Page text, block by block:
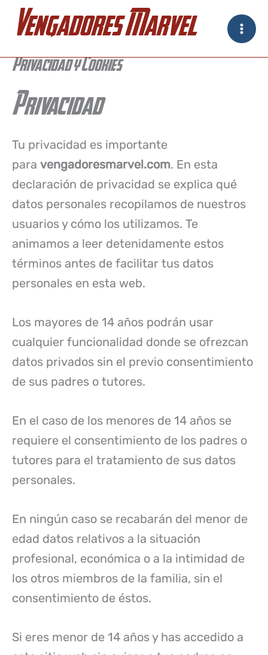
Vengadores Marvel
Privacidad y Cookies
Privacidad
Tu privacidad es importante
para vengadoresmarvel.com. En esta
declaración de privacidad se explica qué
datos personales recopilamos de nuestros
usuarios y cómo los utilizamos. Te
animamos a leer detenidamente estos
términos antes de facilitar tus datos
personales en esta web.
Los mayores de 14 años podrán usar
cualquier funcionalidad donde se ofrezcan
datos privados sin el previo consentimiento
de sus padres o tutores.
En el caso de los menores de 14 años se
requiere el consentimiento de los padres o
tutores para el tratamiento de sus datos
personales.
En ningún caso se recabarán del menor de
edad datos relativos a la situación
profesional, económica o a la intimidad de
los otros miembros de la familia, sin el
consentimiento de éstos.
Si eres menor de 14 años y has accedido a